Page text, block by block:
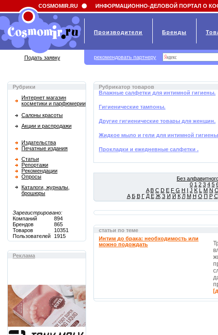
Field 'news_title' doesn't have a default value
Рубрики
Интернет магазин
косметики и парфюмерии
Салоны красоты
Акции и распродажи
Издательства
Печатные издания
Статьи
Репортажи
Рекомендации
Опросы
Каталоги, журналы,
брошюры
Зарегистрировано:
Компаний
894
Брендов
865
Товаров
10351
Пользователей
1915
Реклама
Рубрикатор товаров
Влажные салфетки для интимной гигиены.
Гигиенические тампоны.
Другие гигиенические товары для женщин.
Жидкое мыло и гели для интимной
Прокладки и ежедневные салфетки .
Без
0 1 2 3 4 5
A B C D E F G H I J K L M N
А Б В Г Д Е Ж З И Й К Л М Н О П Р С
статьи по теме
Интим до брака: необходимость или
можно подождать
COSMOMIR.RU ИНФОРМАЦИОННО-ДЕЛОВОЙ ПОРТАЛ О
Производители Бренды
Подать заявку рекомендовать партнеру